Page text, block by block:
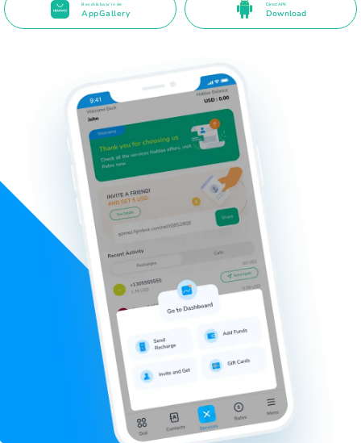
Beschikbaar in de
AppGallery
Direct APK
Download